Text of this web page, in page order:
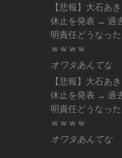
【悲報】大石あ
休止を発表 → 過
明責任どうなっ
ｗｗｗｗ
オワタあんてな
【悲報】大石あ
休止を発表 → 過
明責任どうなっ
ｗｗｗｗ
オワタあんてな